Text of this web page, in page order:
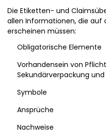
Die Etiketten- und
allen Informationen, die auf
erscheinen müssen:
Obligatorische Elemente
Vorhandensein von
Sekundärverpackung
Symbole
Ansprüche
Nachweise